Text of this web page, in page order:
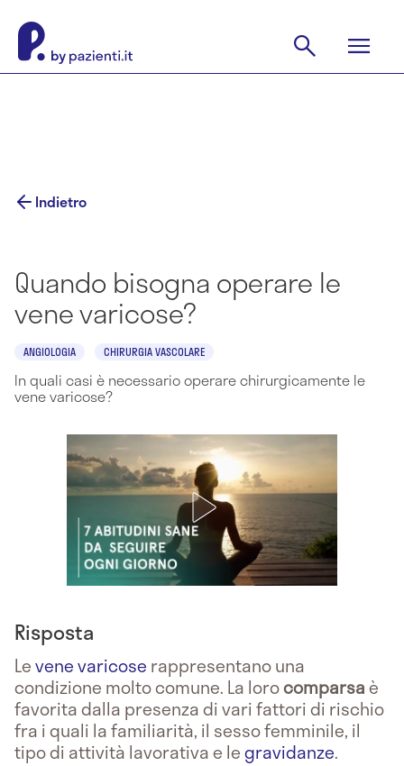
Indietro
Quando bisogna operare le
vene varicose?
ANGIOLOGIA CHIRURGIA VASCOLARE
In quali casi è necessario operare chirurgicamente le
vene varicose?
Risposta
Levene varicose rappresentano una
condizione molto comune. La lorocomparsaè
favorita dalla presenza di vari fattori di rischio
fra i quali la familiarità, il sesso femminile, il
tipo di attività lavorativa e legravidanze.